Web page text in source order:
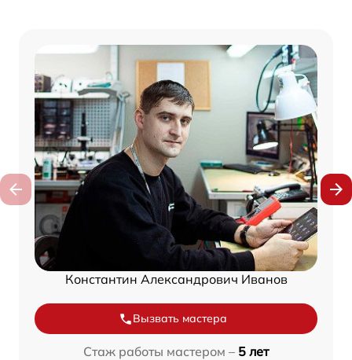
Константин Александрович Иванов
Вызвать мастера
Стаж работы мастером – 5 лет